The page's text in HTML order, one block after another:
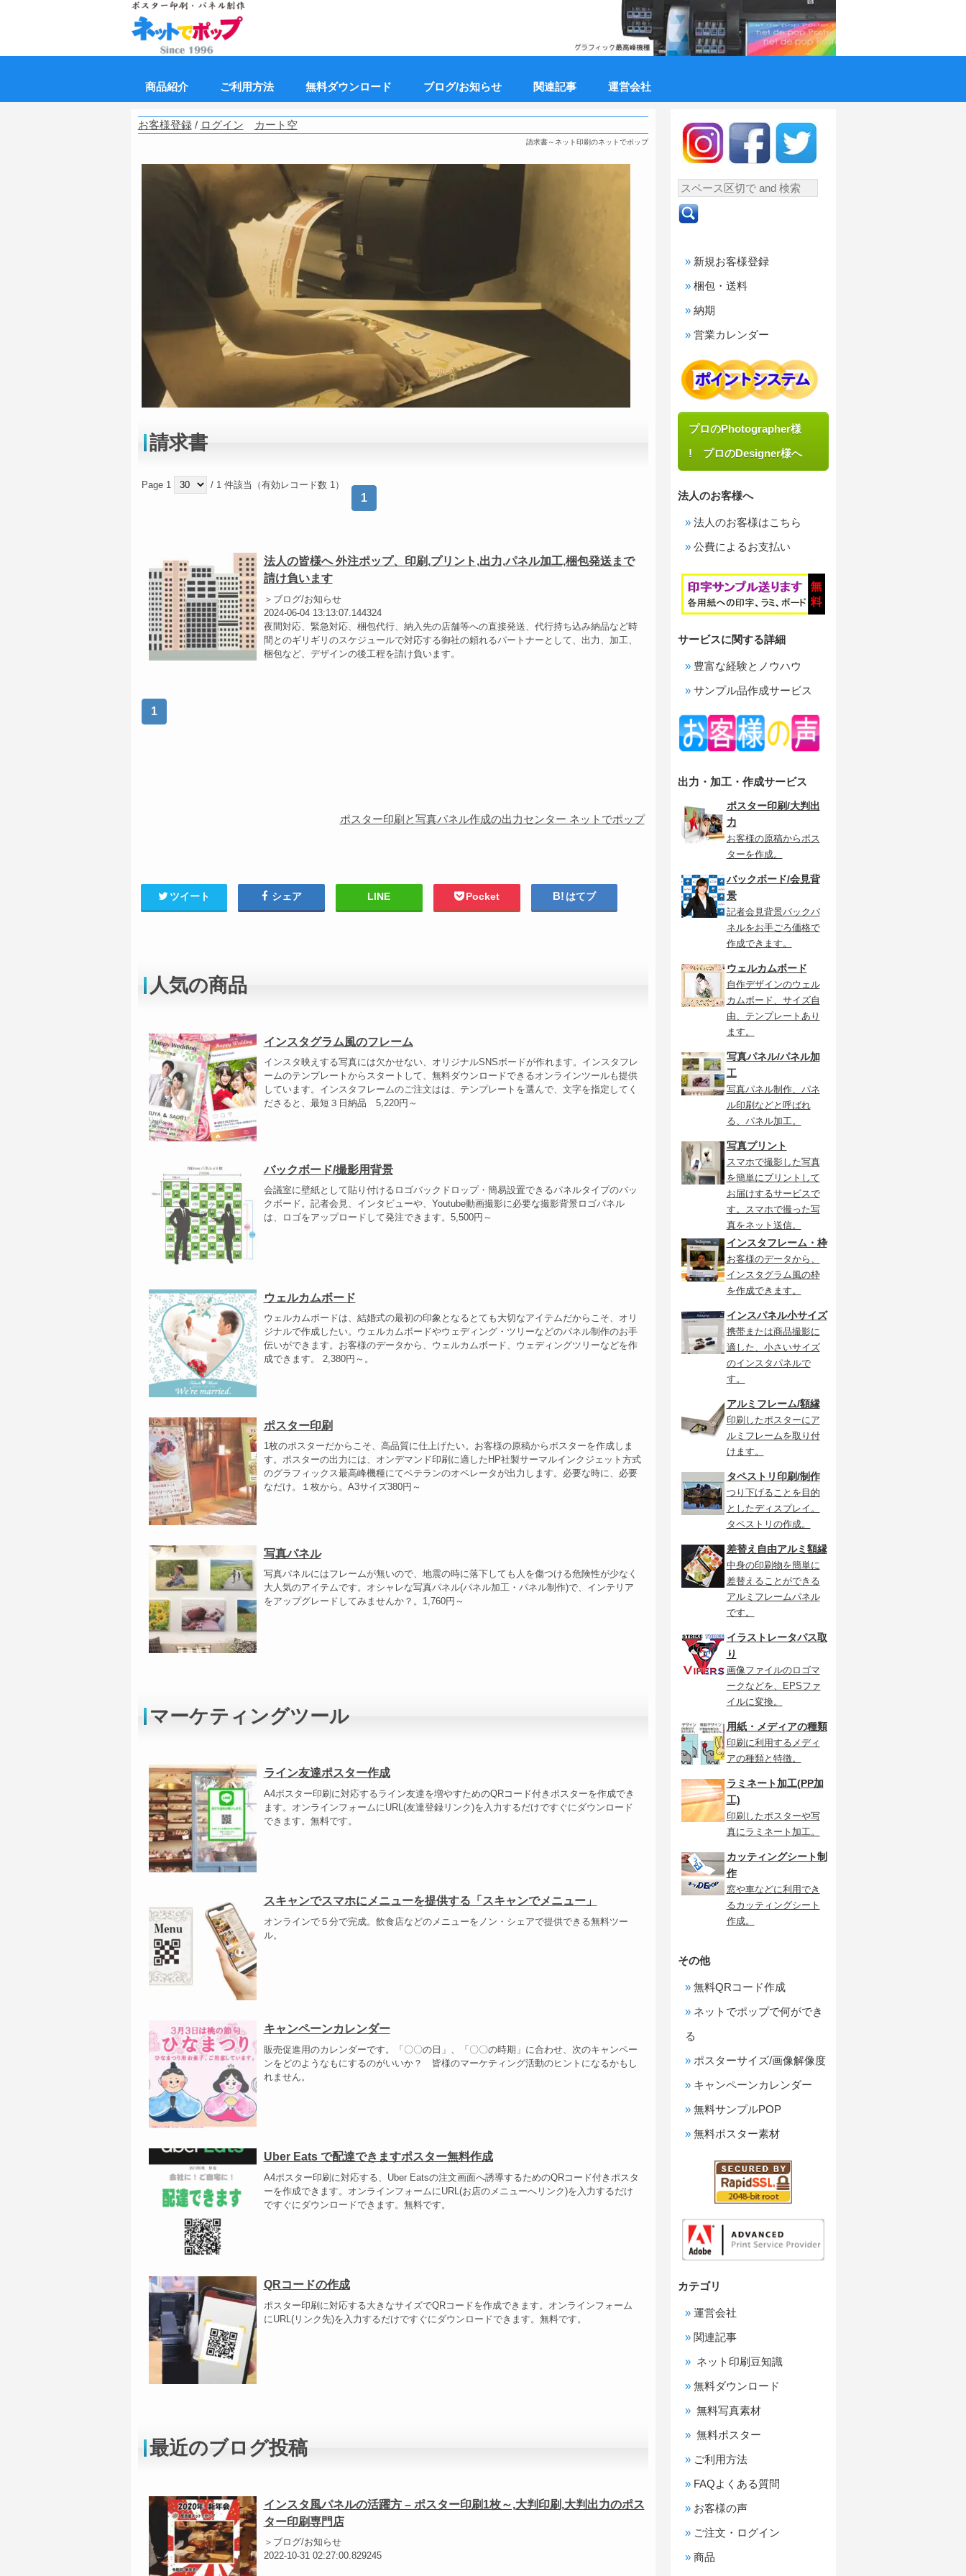
商品紹介 ご利用方法 無料ダウンロード ブログ/お知らせ 関連記事 運営会社
お客様登録/ ログイン カート空
請求書～ネット印刷のネットでポップ
請求書
Page 1 / 1 件該当（有効レコード数 1）
1
法人の皆様へ 外注ポップ、印刷,プリント,出力,パネル加工,梱包発送まで
請け負います
＞ブログ/お知らせ
2024-06-04 13:13:07.144324
夜間対応、緊急対応、梱包代行、納入先の店舗等への直接発送、代行持ち込み納品など時
間とのギリギリのスケジュールで対応する御社の頼れるパートナーとして、出力、加工、
梱包など、デザインの後工程を請け負います。
1
ポスター印刷と写真パネル作成の出力センター ネットでポップ
ツイート シェア LINE Pocket はてブ
人気の商品
インスタグラム風のフレーム
インスタ映えする写真には欠かせない、オリジナルSNSボードが作れます。インスタフレ
ームのテンプレートからスタートして、無料ダウンロードできるオンラインツールも提供
しています。インスタフレームのご注文はは、テンプレートを選んで、文字を指定してく
ださると、最短３日納品 5,220円～
バックボード/撮影用背景
会議室に壁紙として貼り付けるロゴバックドロップ・簡易設置できるパネルタイプのバッ
クボード。記者会見、インタビューや、Youtube動画撮影に必要な撮影背景ロゴパネル
は、ロゴをアップロードして発注できます。5,500円～
ウェルカムボード
ウェルカムボードは、結婚式の最初の印象となるとても大切なアイテムだからこそ、オリ
ジナルで作成したい。ウェルカムボードやウェディング・ツリーなどのパネル制作のお手
伝いができます。お客様のデータから、ウェルカムボード、ウェディングツリーなどを作
成できます。 2,380円～。
ポスター印刷
1枚のポスターだからこそ、高品質に仕上げたい。お客様の原稿からポスターを作成しま
す。ポスターの出力には、オンデマンド印刷に適したHP社製サーマルインクジェット方式
のグラフィックス最高峰機種にてベテランのオペレータが出力します。必要な時に、必要
なだけ。１枚から。A3サイズ380円～
写真パネル
写真パネルにはフレームが無いので、地震の時に落下しても人を傷つける危険性が少なく
大人気のアイテムです。オシャレな写真パネル(パネル加工・パネル制作)で、インテリア
をアップグレードしてみませんか？。1,760円～
マーケティングツール
ライン友達ポスター作成
A4ポスター印刷に対応するライン友達を増やすためのQRコード付きポスターを作成でき
ます。オンラインフォームにURL(友達登録リンク)を入力するだけですぐにダウンロード
できます。無料です。
スキャンでスマホにメニューを提供する「スキャンでメニュー」
オンラインで５分で完成。飲食店などのメニューをノン・シェアで提供できる無料ツー
ル。
キャンペーンカレンダー
販売促進用のカレンダーです。「〇〇の日」、「〇〇の時期」に合わせ、次のキャンペー
ンをどのようなもにするのがいいか？ 皆様のマーケティング活動のヒントになるかもし
れません。
Uber Eats で配達できますポスター無料作成
A4ポスター印刷に対応する、Uber Eatsの注文画面へ誘導するためのQRコード付きポスタ
ーを作成できます。オンラインフォームにURL(お店のメニューへリンク)を入力するだけ
ですぐにダウンロードできます。無料です。
QRコードの作成
ポスター印刷に対応する大きなサイズでQRコードを作成できます。オンラインフォーム
にURL(リンク先)を入力するだけですぐにダウンロードできます。無料です。
最近のブログ投稿
インスタ風パネルの活躍方 – ポスター印刷1枚～,大判印刷,大判出力のポス
ター印刷専門店
＞ブログ/お知らせ
2022-10-31 02:27:00.829245
新規お客様登録
梱包・送料
納期
営業カレンダー
プロのPhotographer様
! プロのDesigner様へ
法人のお客様へ
法人のお客様はこちら
公費によるお支払い
サービスに関する詳細
豊富な経験とノウハウ
サンプル品作成サービス
出力・加工・作成サービス
ポスター印刷/大判出
力
お客様の原稿からポス
ターを作成。
バックボード/会見背
景
記者会見背景バックパ
ネルをお手ごろ価格で
作成できます。
ウェルカムボード
自作デザインのウェル
カムボード、サイズ自
由、テンプレートあり
ます。
写真パネル/パネル加
工
写真パネル制作、パネ
ル印刷などと呼ばれ
る、パネル加工。
写真プリント
スマホで撮影した写真
を簡単にプリントして
お届けするサービスで
す。スマホで撮った写
真をネット送信。
インスタフレーム・枠
お客様のデータから、
インスタグラム風の枠
を作成できます。
インスパネル小サイズ
携帯または商品撮影に
適した、小さいサイズ
のインスタパネルで
す。
アルミフレーム/額縁
印刷したポスターにア
ルミフレームを取り付
けます。
タペストリ印刷/制作
つり下げることを目的
としたディスプレイ。
タペストリの作成。
差替え自由アルミ額縁
中身の印刷物を簡単に
差替えることができる
アルミフレームパネル
です。
イラストレータパス取
り
画像ファイルのロゴマ
ークなどを、EPSファ
イルに変換。
用紙・メディアの種類
印刷に利用するメディ
アの種類と特徴。
ラミネート加工(PP加
工)
印刷したポスターや写
真にラミネート加工。
カッティングシート制
作
窓や車などに利用でき
るカッティングシート
作成。
その他
無料QRコード作成
ネットでポップで何ができ
る
ポスターサイズ/画像解像度
キャンペーンカレンダー
無料サンプルPOP
無料ポスター素材
カテゴリ
運営会社
関連記事
ネット印刷豆知識
無料ダウンロード
無料写真素材
無料ポスター
ご利用方法
FAQよくある質問
お客様の声
ご注文・ログイン
商品